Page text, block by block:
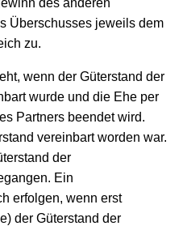
Überschusses jeweils dem
zu.
wenn der Güterstand der
wurde und die Ehe per
Partners beendet wird.
vereinbart worden war.
der
Ein
erfolgen, wenn erst
der Güterstand der